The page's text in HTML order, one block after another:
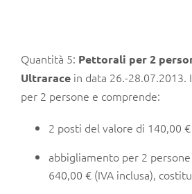
Quantità 5: Pettorali per 2
Ultrarace in data 26.-28.07.2013.
per 2 persone e comprende:
2 posti del valore di 140,00 €
abbigliamento per 2
640,00 € (IVA inclusa),